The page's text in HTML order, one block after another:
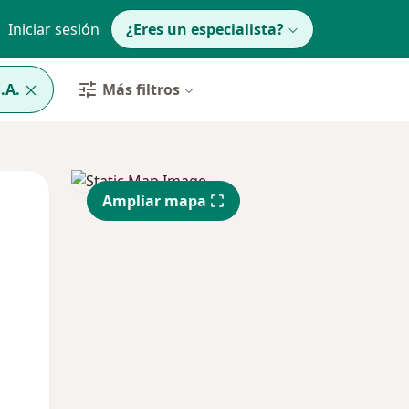
Iniciar sesión ¿Eres un especialista?
Más filtros
Mié
12 Ago
Jue
13 Ago
Ampliar mapa